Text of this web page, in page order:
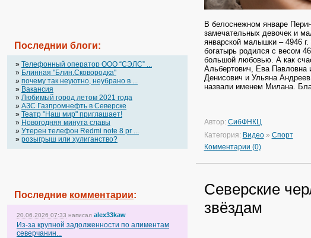
Последнии блоги:
» Телефонный оператор OOO “СЭЛС” ...
» Блинная "Блин.Сковородка"
» почему так неуютно, неубрано в ...
» Вакансия
» Любимый город летом 2021 года
» АЗС Газпромнефть в Северске
» Театр "Наш мир" приглашает!
» Новогодняя минута славы
» Утерен телефон Redmi note 8 pr ...
» розыгрыш или хулиганство?
Последние комментарии:
20.06.2026 07:33 написал alex33kaw
Из-за крупной задолженности по алиментам
северчанин...
В белоснежном январе
замечательных девочек и
январской малышки – 4946
богатырь родился с весом
большой любовью. А как
Альбертович, Ева Павловна
Денисович и Ульяна
назвали именем Милана.
Автор: СибФНКЦ
Категория: Видео» Спорт
Комментарии (0)
Северские
звёздам